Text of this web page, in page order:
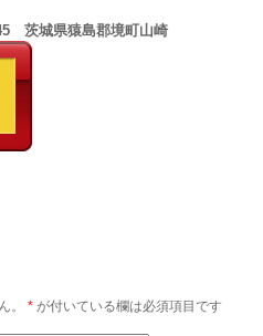
茨城県猿島郡境町山崎
。 * が付いている欄は必須項目です